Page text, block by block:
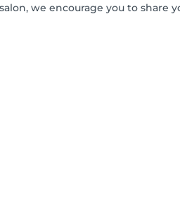
we encourage you to